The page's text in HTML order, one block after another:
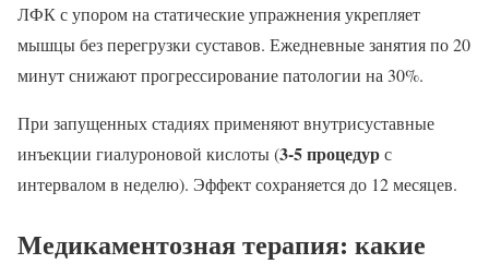
ЛФК с упором на статические упражнения укрепляет
мышцы без перегрузки суставов. Ежедневные занятия по 20
минут снижают прогрессирование патологии на 30%.
При запущенных стадиях применяют внутрисуставные
инъекции гиалуроновой кислоты (3-5 процедурс
интервалом в неделю). Эффект сохраняется до 12 месяцев.
Медикаментозная терапия: какие